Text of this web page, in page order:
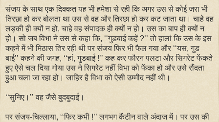
संजय के साथ एक दिक्कत यह भी हमेशा से रही कि अगर उस से कोई जरा भी
तिरछा हो कर बोलता था उस से वह और तिरछा हो कर कट जाता था। चाहे वह
लड़की ही क्यों न हो, चाहे वह संपादक ही क्यों न हो। उस का बाप ही क्यों न
हो। सो जब विभा ने उस से कहा कि, ‘‘गुडबाई कहें ?’’ तो हालां कि उस के इस
कहने में भी मिठास तिर रही थी पर संजय फिर भी फैल गया और ‘‘यस, गुड
बाई’’ कहने की जगह, ‘‘हां, गुडबाई !’’ कह कर फौरन पलटा और सिगरेट फेंकते
हुए ऐसे चल दिया गोया उस ने सिगरेट नहीं विभा को फेंका हो और उसे रौंदता
हुआ चला जा रहा हो। जाहिर है विभा को ऐसी उम्मीद नहीं थी।
‘‘सुनिए।’’ वह जैसे बुदबुदाई।
पर संजय-चिल्लाया, ‘‘फिर कभी !’’ लगभग कैंटीन वाले अंदाज में। पर उस की